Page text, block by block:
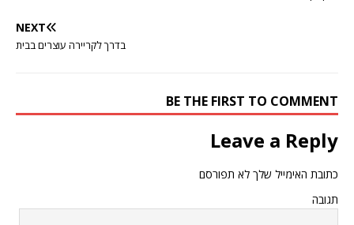
NEXT
בדרך לקריירה עוצרים בבית
BE THE FIRST TO COMMENT
Leave a Reply
כתובת האימייל שלך לא תפורסם
תגובה